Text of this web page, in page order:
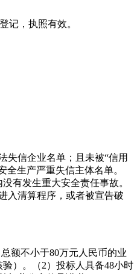
记，执照有效。
失信企业名单；且未被“信用
生产严重失信主体名单。
有发生重大安全责任事故。
入清算程序，或者被宣告破
额不小于80万元人民币的业
）。（2）投标人具备48小时